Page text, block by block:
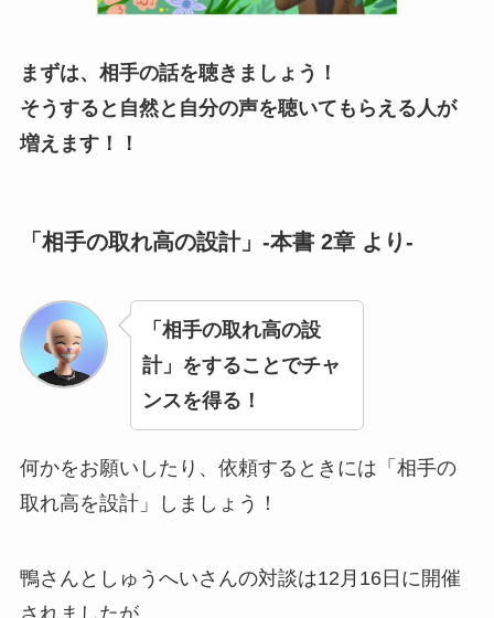
まずは、相手の話を聴きましょう！
そうすると自然と自分の声を聴いてもらえる人が
増えます！！
「相手の取れ高の設計」-本書 2章 より-
「相手の取れ高の設
計」をすることでチャ
ンスを得る！
何かをお願いしたり、依頼するときには「相手の
取れ高を設計」しましょう！
鴨さんとしゅうへいさんの対談は12月16日に開催
されましたが、